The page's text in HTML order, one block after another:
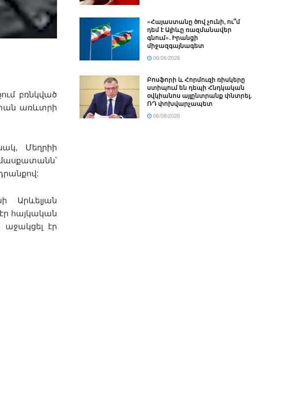
բռնկված
առևտրի
Մեղրիի
Արևելյան
հայկական
էր
«Հայաստանը ծով չունի, ու՞մ
դեմ է Ալիևը ռազմանավեր
գնում». Իրանցի
միջազգայնագետ
06/08/2026
Բոսֆորի և Հորմուզի ռիսկերը
ստիպում են դեպի Հնդկական
օվկիանոս այլընտրանք փնտրել.
ՌԴ փոխվարչապետ
06/08/2026